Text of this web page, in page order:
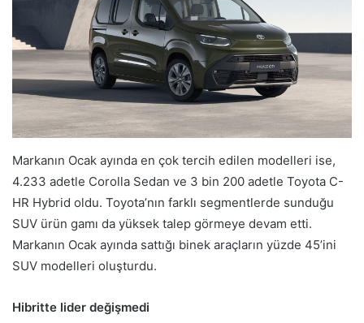
Markanın Ocak ayında en çok tercih edilen modelleri ise,
4.233 adetle Corolla Sedan ve 3 bin 200 adetle Toyota C-
HR Hybrid oldu. Toyota’nın farklı segmentlerde sunduğu
SUV ürün gamı da yüksek talep görmeye devam etti.
Markanın Ocak ayında sattığı binek araçların yüzde 45’ini
SUV modelleri oluşturdu.
Hibritte lider değişmedi